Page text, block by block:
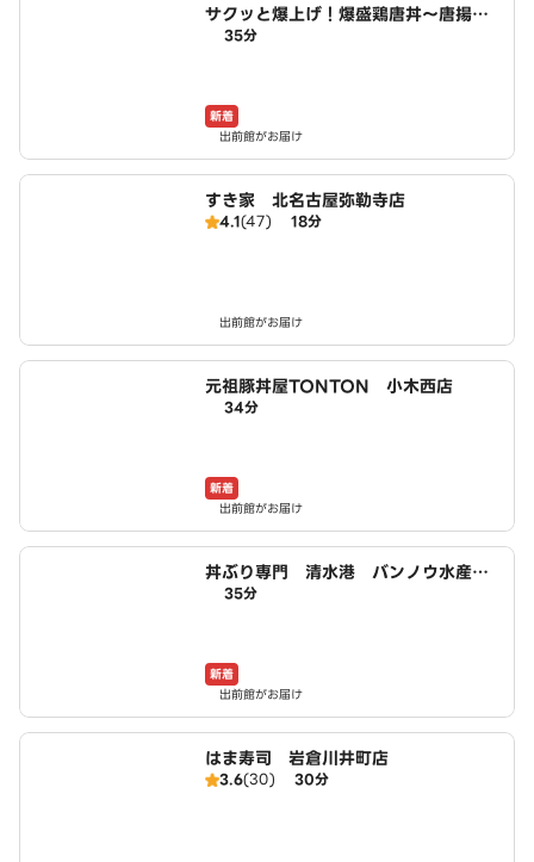
サクッと爆上げ！爆盛鶏唐丼～唐揚げ
商店鳥一ミート 小木西店
35分
新着
出前館がお届け
すき家 北名古屋弥勒寺店
4.1(47) 18分
出前館がお届け
元祖豚丼屋TONTON 小木西店
34分
新着
出前館がお届け
丼ぶり専門 清水港 バンノウ水産
師勝店
35分
新着
出前館がお届け
はま寿司 岩倉川井町店
3.6(30) 30分